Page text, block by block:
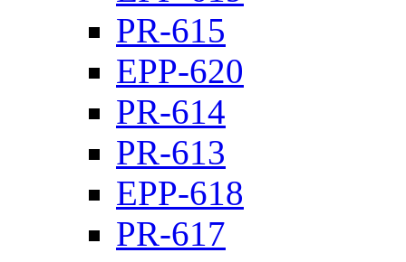
PR-615
EPP-620
PR-614
PR-613
EPP-618
PR-617